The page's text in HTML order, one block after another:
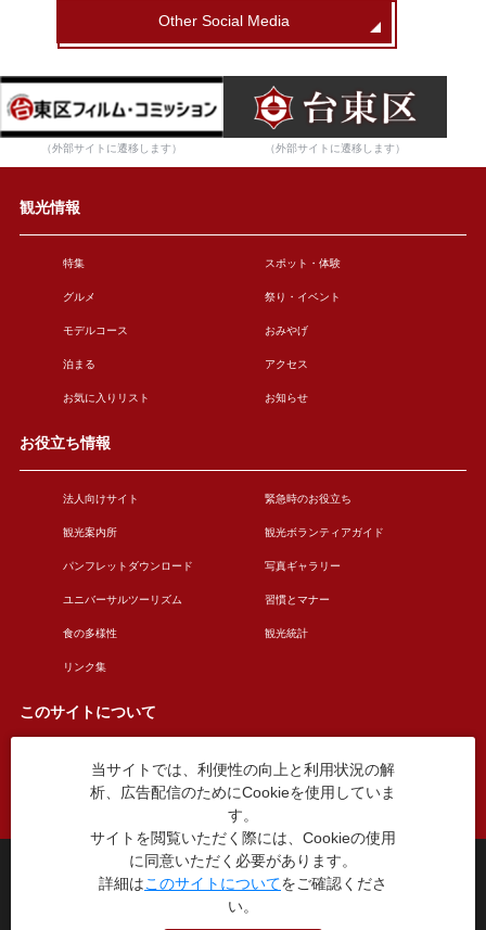
Other Social Media
（外部サイトに遷移します） （外部サイトに遷移します）
観光情報
特集 スポット・体験
グルメ 祭り・イベント
モデルコース おみやげ
泊まる アクセス
お気に入りリスト お知らせ
お役立ち情報
法人向けサイト 緊急時のお役立ち
観光案内所 観光ボランティアガイド
パンフレットダウンロード 写真ギャラリー
ユニバーサルツーリズム 習慣とマナー
食の多様性 観光統計
リンク集
このサイトについて
このサイトについて 広告掲載について
お問い合わせ
台東区役所観光課
〒110-8615 東京都台東区東上野4丁目5番6号
TEL：03-5246-1151
当サイトでは、利便性の向上と利用状況の解
析、広告配信のためにCookieを使用していま
す。
サイトを閲覧いただく際には、Cookieの使用
に同意いただく必要があります。
詳細はこのサイトについてをご確認くださ
い。